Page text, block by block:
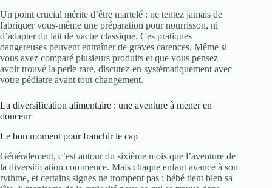
Un point crucial mérite d’être martelé : ne tentez jamais de
fabriquer vous-même une préparation pour nourrisson, ni
d’adapter du lait de vache classique. Ces pratiques
dangereuses peuvent entraîner de graves carences. Même si
vous avez comparé plusieurs produits et que vous pensez
avoir trouvé la perle rare, discutez-en systématiquement avec
votre pédiatre avant tout changement.
La diversification alimentaire : une aventure à mener en
douceur
Le bon moment pour franchir le cap
Généralement, c’est autour du sixième mois que l’aventure de
la diversification commence. Mais chaque enfant avance à son
rythme, et certains signes ne trompent pas : bébé tient bien sa